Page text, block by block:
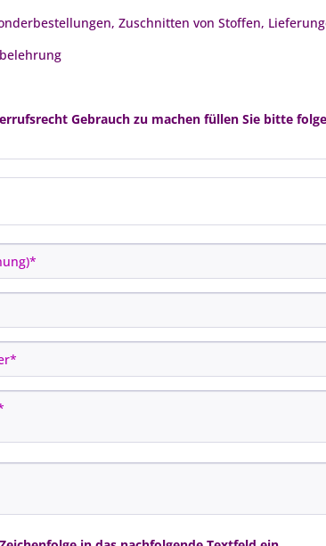
Zuschnitten von Stoffen,
Gebrauch zu machen füllen Sie bitte